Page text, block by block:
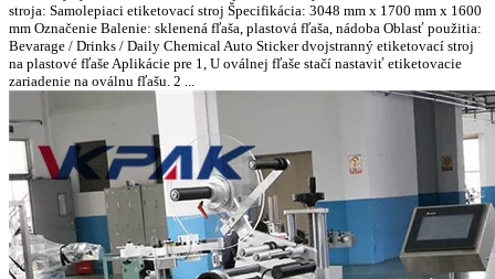
stroja: Samolepiaci etiketovací stroj Špecifikácia: 3048 mm x 1700 mm x 1600
mm Označenie Balenie: sklenená fľaša, plastová fľaša, nádoba Oblasť použitia:
Bevarage / Drinks / Daily Chemical Auto Sticker dvojstranný etiketovací stroj
na plastové fľaše Aplikácie pre 1, U oválnej fľaše stačí nastaviť etiketovacie
zariadenie na oválnu fľašu. 2 ...